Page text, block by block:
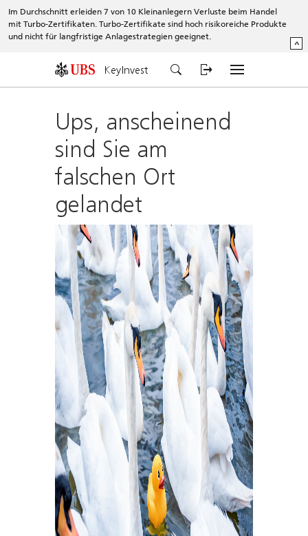
Im Durchschnitt erleiden 7 von 10 Kleinanlegern Verluste beim Handel
mit Turbo-Zertifikaten. Turbo-Zertifikate sind hoch risikoreiche Produkte
und nicht für langfristige Anlagestrategien geeignet.
^
KeyInvest
Ups, anscheinend
sind Sie am
falschen Ort
gelandet